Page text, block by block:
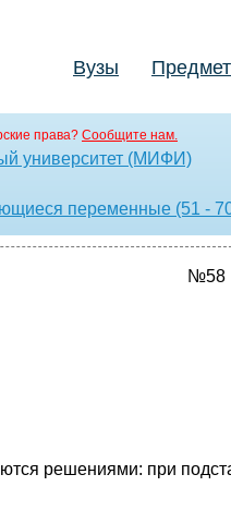
Вузы
права? Сообщите нам.
университет (МИФИ)
переменные (51 -
№58
решениями: при